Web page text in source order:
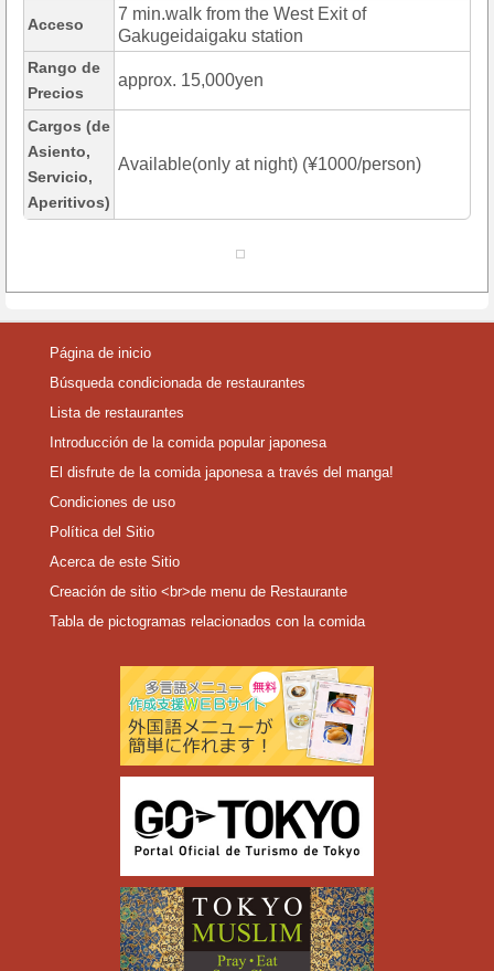
Acceso
7 min.walk from the West Exit of
Gakugeidaigaku station
Rango de
Precios
approx. 15,000yen
Cargos (de
Asiento,
Servicio,
Aperitivos)
Available(only at night) (¥1000/person)
Página de inicio
Búsqueda condicionada de restaurantes
Lista de restaurantes
Introducción de la comida popular japonesa
El disfrute de la comida japonesa a través del manga!
Condiciones de uso
Política del Sitio
Acerca de este Sitio
Creación de sitio <br>de menu de Restaurante
Tabla de pictogramas relacionados con la comida